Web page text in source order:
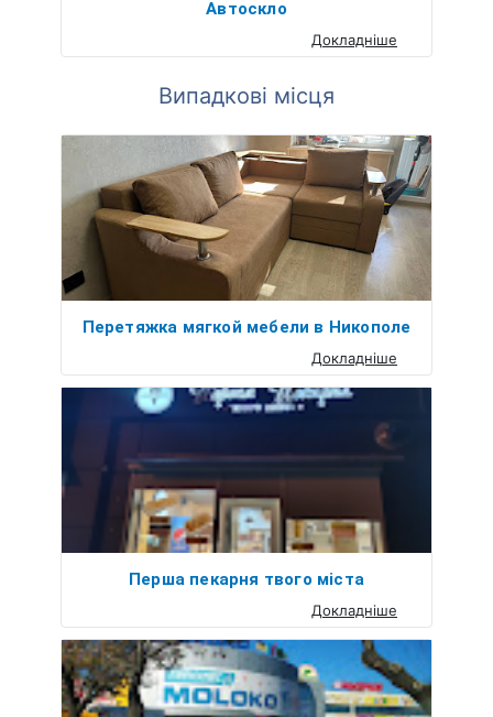
Автоскло
Докладніше
Випадкові місця
Перетяжка мягкой мебели в Никополе
Докладніше
Перша пекарня твого міста
Докладніше